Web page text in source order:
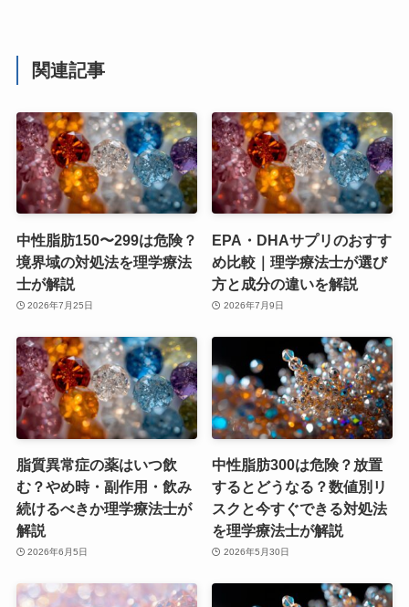
関連記事
中性脂肪150〜299は危険？
境界域の対処法を理学療法
士が解説
2026年7月25日
EPA・DHAサプリのおすす
め比較｜理学療法士が選び
方と成分の違いを解説
2026年7月9日
脂質異常症の薬はいつ飲
む？やめ時・副作用・飲み
続けるべきか理学療法士が
解説
2026年6月5日
中性脂肪300は危険？放置
するとどうなる？数値別リ
スクと今すぐできる対処法
を理学療法士が解説
2026年5月30日